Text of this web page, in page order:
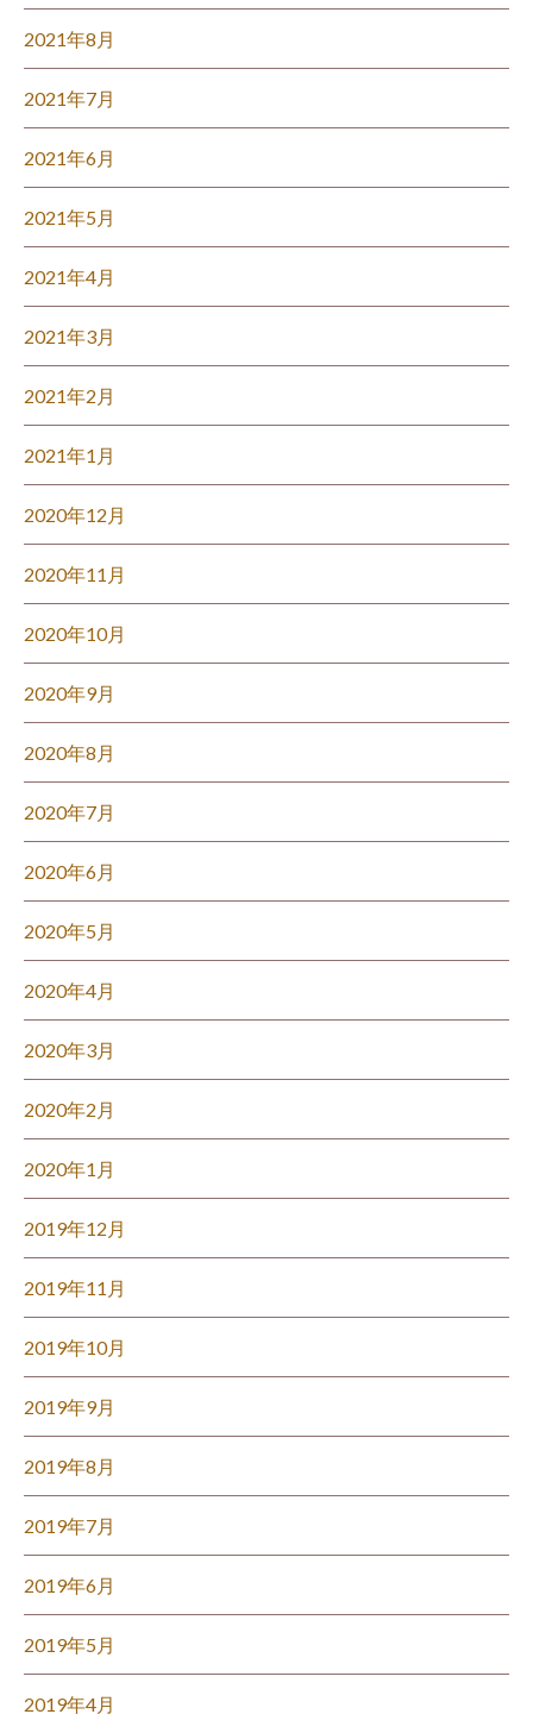
2021年8月
2021年7月
2021年6月
2021年5月
2021年4月
2021年3月
2021年2月
2021年1月
2020年12月
2020年11月
2020年10月
2020年9月
2020年8月
2020年7月
2020年6月
2020年5月
2020年4月
2020年3月
2020年2月
2020年1月
2019年12月
2019年11月
2019年10月
2019年9月
2019年8月
2019年7月
2019年6月
2019年5月
2019年4月